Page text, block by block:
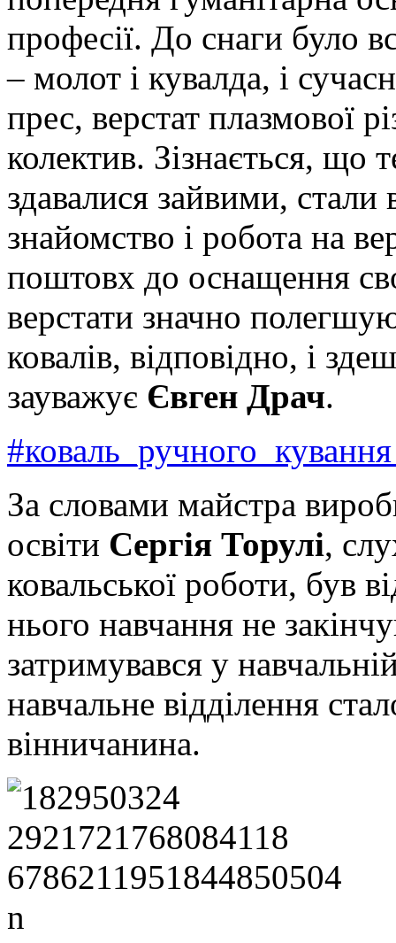
професії. До снаги було
– молот і кувалда, і
прес, верстат плазмової
колектив. Зізнається, що
здавалися зайвими,
знайомство і робота на
поштовх до оснащення
верстати значно
ковалів, відповідно, і
зауважує Євген Драч.
За словами майстра
освіти Сергія Торулі,
ковальської роботи, був
нього навчання не
затримувався у
навчальне відділення
вінничанина.